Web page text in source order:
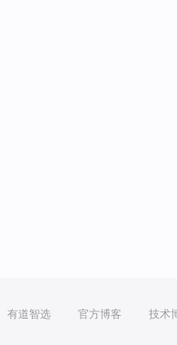
有道智选 官方博客 技术